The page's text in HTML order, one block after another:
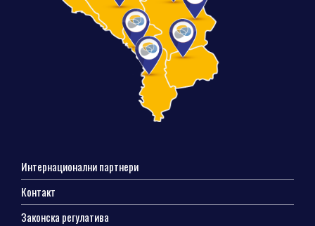
Интернационални партнери
Контакт
Законска регулатива